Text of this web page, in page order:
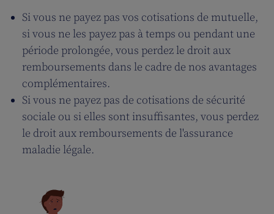
Si vous ne payez pas vos cotisations de mutuelle,
si vous ne les payez pas à temps ou pendant une
période prolongée, vous perdez le droit aux
remboursements dans le cadre de nos avantages
complémentaires.
Si vous ne payez pas de cotisations de sécurité
sociale ou si elles sont insuffisantes, vous perdez
le droit aux remboursements de l'assurance
maladie légale.